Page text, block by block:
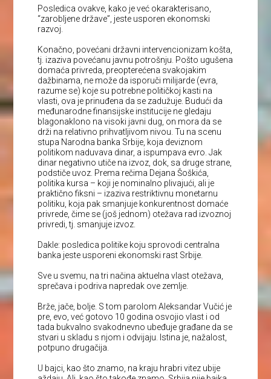
Posledica ovakve, kako je već okarakterisano,
“zarobljene države”, jeste usporen ekonomski
razvoj.
Konačno, povećani državni intervencionizam košta,
tj. izaziva povećanu javnu potrošnju. Pošto ugušena
domaća privreda, preopterećena svakojakim
dažbinama, ne može da isporuči milijarde (evra,
razume se) koje su potrebne političkoj kasti na
vlasti, ova je prinuđena da se zadužuje. Budući da
međunarodne finansijske institucije ne gledaju
blagonaklono na visoki javni dug, on mora da se
drži na relativno prihvatljivom nivou. Tu na scenu
stupa Narodna banka Srbije, koja deviznom
politikom naduvava dinar, a ispumpava evro. Jak
dinar negativno utiče na izvoz, dok, sa druge strane,
podstiče uvoz. Prema rečima Dejana Šoškića,
politika kursa – koji je nominalno plivajući, ali je
praktično fiksni – izaziva restriktivnu monetarnu
politiku, koja pak smanjuje konkurentnost domaće
privrede, čime se (još jednom) otežava rad izvoznoj
privredi, tj. smanjuje izvoz.
Dakle: posledica politike koju sprovodi centralna
banka jeste usporeni ekonomski rast Srbije.
Sve u svemu, na tri načina aktuelna vlast otežava,
sprečava i podriva napredak ove zemlje.
Brže, jače, bolje. S tom parolom Aleksandar Vučić je
pre, evo, već gotovo 10 godina osvojio vlast i od
tada bukvalno svakodnevno ubeđuje građane da se
stvari u skladu s njom i odvijaju. Istina je, nažalost,
potpuno drugačija.
U bajci, kao što znamo, na kraju hrabri vitez ubije